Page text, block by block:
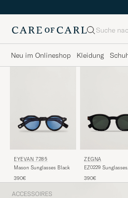
Suche
Neu im Onlineshop Kleidung
EYEVAN 7285
Mason Sunglasses Black
390€
ZEGNA
EZ0229 Sunglasses
390€
ACCESSOIRES